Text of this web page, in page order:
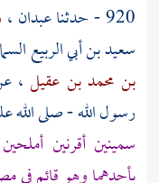
920 - حدثنا عبدان ،
سعيد بن أبي الربيع
بن محمد بن عقيل ،
رسول الله - صلى الله
سمينين أقرنين